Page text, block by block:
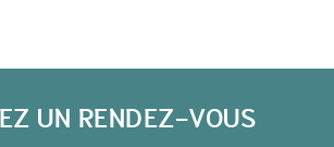
UN RENDEZ-VOUS